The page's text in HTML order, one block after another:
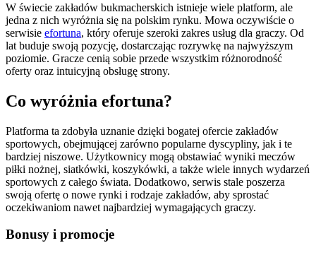
W świecie zakładów bukmacherskich istnieje wiele platform, ale
jedna z nich wyróżnia się na polskim rynku. Mowa oczywiście o
serwisie efortuna, który oferuje szeroki zakres usług dla graczy. Od
lat buduje swoją pozycję, dostarczając rozrywkę na najwyższym
poziomie. Gracze cenią sobie przede wszystkim różnorodność
oferty oraz intuicyjną obsługę strony.
Co wyróżnia efortuna?
Platforma ta zdobyła uznanie dzięki bogatej ofercie zakładów
sportowych, obejmującej zarówno popularne dyscypliny, jak i te
bardziej niszowe. Użytkownicy mogą obstawiać wyniki meczów
piłki nożnej, siatkówki, koszykówki, a także wiele innych wydarzeń
sportowych z całego świata. Dodatkowo, serwis stale poszerza
swoją ofertę o nowe rynki i rodzaje zakładów, aby sprostać
oczekiwaniom nawet najbardziej wymagających graczy.
Bonusy i promocje